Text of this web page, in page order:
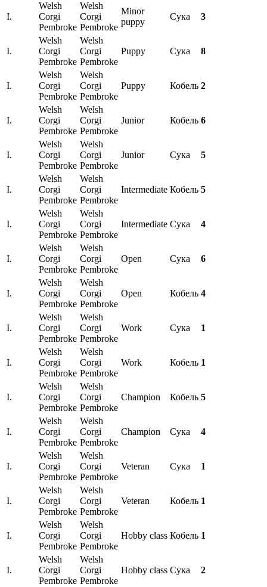
I.
Welsh
Corgi
Pembroke
Welsh
Corgi
Pembroke
Minor
puppy
Сука 3
I.
Welsh
Corgi
Pembroke
Welsh
Corgi
Pembroke
Puppy Сука 8
I.
Welsh
Corgi
Pembroke
Welsh
Corgi
Pembroke
Puppy Кобель 2
I.
Welsh
Corgi
Pembroke
Welsh
Corgi
Pembroke
Junior Кобель 6
I.
Welsh
Corgi
Pembroke
Welsh
Corgi
Pembroke
Junior Сука 5
I.
Welsh
Corgi
Pembroke
Welsh
Corgi
Pembroke
Intermediate Кобель 5
I.
Welsh
Corgi
Pembroke
Welsh
Corgi
Pembroke
Intermediate Сука 4
I.
Welsh
Corgi
Pembroke
Welsh
Corgi
Pembroke
Open Сука 6
I.
Welsh
Corgi
Pembroke
Welsh
Corgi
Pembroke
Open Кобель 4
I.
Welsh
Corgi
Pembroke
Welsh
Corgi
Pembroke
Work Сука 1
I.
Welsh
Corgi
Pembroke
Welsh
Corgi
Pembroke
Work Кобель 1
I.
Welsh
Corgi
Pembroke
Welsh
Corgi
Pembroke
Champion Кобель 5
I.
Welsh
Corgi
Pembroke
Welsh
Corgi
Pembroke
Champion Сука 4
I.
Welsh
Corgi
Pembroke
Welsh
Corgi
Pembroke
Veteran Сука 1
I.
Welsh
Corgi
Pembroke
Welsh
Corgi
Pembroke
Veteran Кобель 1
I.
Welsh
Corgi
Pembroke
Welsh
Corgi
Pembroke
Hobby class Кобель 1
I.
Welsh
Corgi
Pembroke
Welsh
Corgi
Pembroke
Hobby class Сука 2